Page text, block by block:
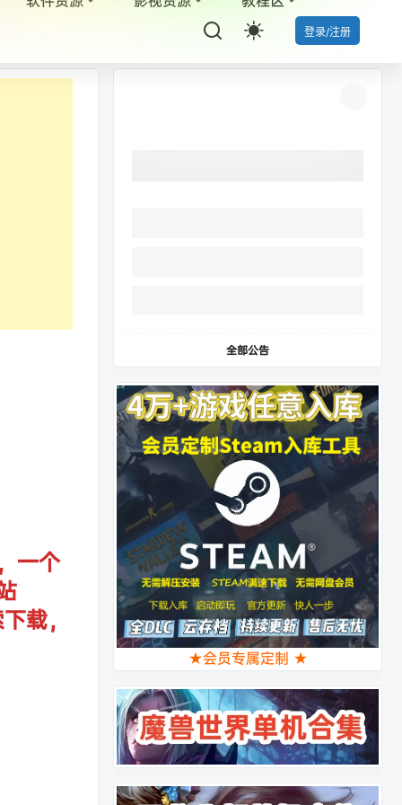
登录/注册
一个
载，
全部公告
★会员专属定制 ★